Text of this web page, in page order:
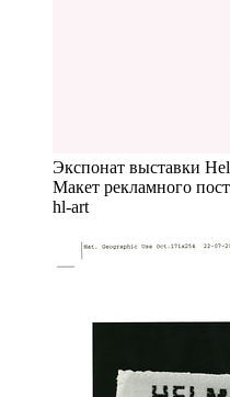
Экспонат выставки
Макет рекламного
hl-art